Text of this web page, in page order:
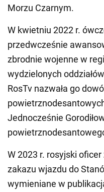
Morzu Czarnym.
W kwietniu 2022 r.
przedwcześnie
zbrodnie wojenne w
wydzielonych
RosTv nazwała go
Jednocześnie
W 2023 r. rosyjski
zakazu wjazdu do
wymieniane w